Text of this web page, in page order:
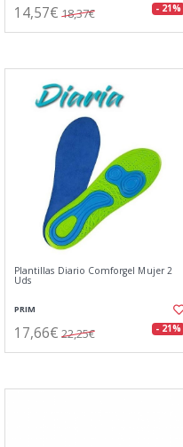
14,57€ 18,37€ - 21%
Plantillas Diario Comforgel Mujer 2
Uds
PRIM
17,66€ 22,25€ - 21%